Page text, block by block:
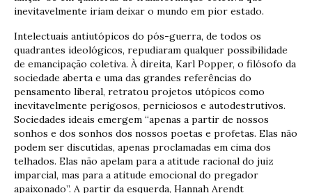
inevitavelmente iriam deixar o mundo em pior estado.
Intelectuais antiutópicos do pós-guerra, de todos os
quadrantes ideológicos, repudiaram qualquer possibilidade
de emancipação coletiva. À direita, Karl Popper, o filósofo da
sociedade aberta e uma das grandes referências do
pensamento liberal, retratou projetos utópicos como
inevitavelmente perigosos, perniciosos e autodestrutivos.
Sociedades ideais emergem “apenas a partir de nossos
sonhos e dos sonhos dos nossos poetas e profetas. Elas não
podem ser discutidas, apenas proclamadas em cima dos
telhados. Elas não apelam para a atitude racional do juiz
imparcial, mas para a atitude emocional do pregador
apaixonado”. A partir da esquerda, Hannah Arendt